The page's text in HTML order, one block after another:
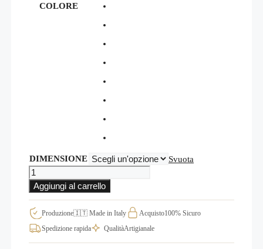
COLORE
DIMENSIONE
Svuota
Disegno
adesivo
da
parete
per
la
cameretta
Aggiungi al carrello
Produzione🇮🇹 Made in Italy Acquisto100% Sicuro
Spedizione rapida
QualitàArtigianale